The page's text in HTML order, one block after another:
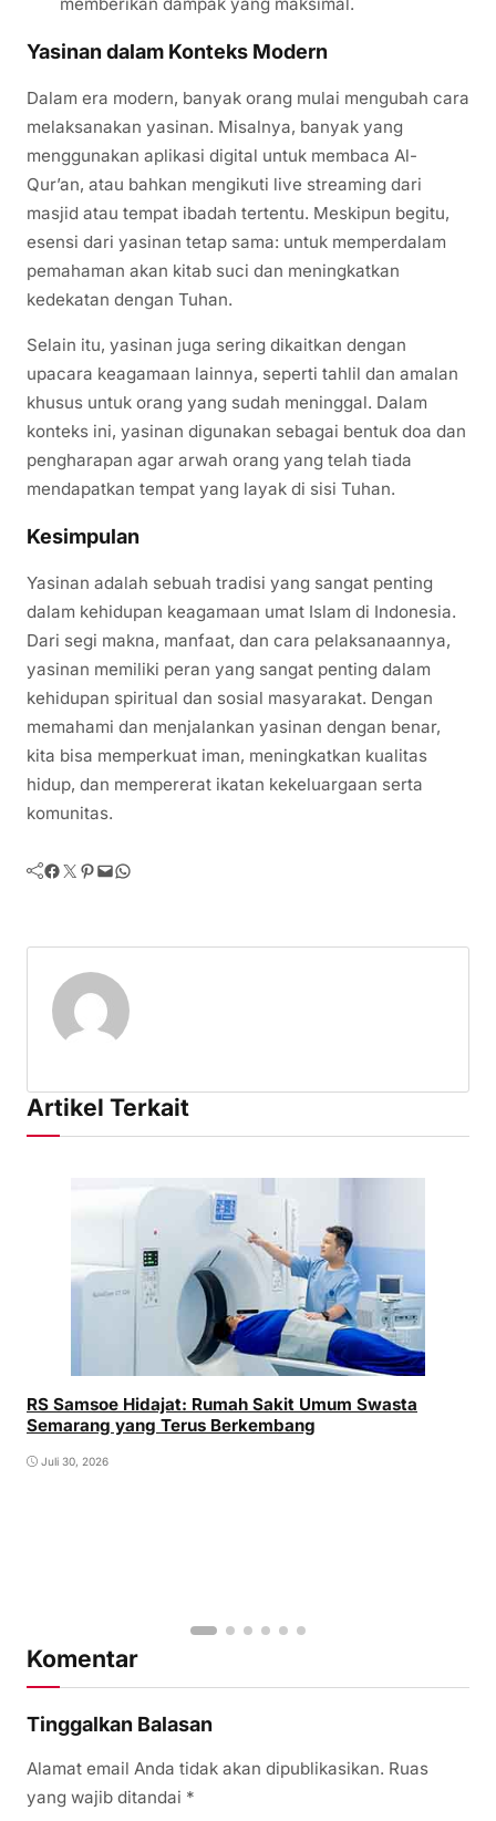
Yasinan dalam Konteks Modern
Dalam era modern, banyak orang mulai mengubah cara
melaksanakan yasinan. Misalnya, banyak yang
menggunakan aplikasi digital untuk membaca Al-
Qur’an, atau bahkan mengikuti live streaming dari
masjid atau tempat ibadah tertentu. Meskipun begitu,
esensi dari yasinan tetap sama: untuk memperdalam
pemahaman akan kitab suci dan meningkatkan
kedekatan dengan Tuhan.
Selain itu, yasinan juga sering dikaitkan dengan
upacara keagamaan lainnya, seperti tahlil dan amalan
khusus untuk orang yang sudah meninggal. Dalam
konteks ini, yasinan digunakan sebagai bentuk doa dan
pengharapan agar arwah orang yang telah tiada
mendapatkan tempat yang layak di sisi Tuhan.
Kesimpulan
Yasinan adalah sebuah tradisi yang sangat penting
dalam kehidupan keagamaan umat Islam di Indonesia.
Dari segi makna, manfaat, dan cara pelaksanaannya,
yasinan memiliki peran yang sangat penting dalam
kehidupan spiritual dan sosial masyarakat. Dengan
memahami dan menjalankan yasinan dengan benar,
kita bisa memperkuat iman, meningkatkan kualitas
hidup, dan mempererat ikatan kekeluargaan serta
komunitas.
Facebook Twitter Pinterest Mail WhatsApp
Artikel Terkait
RS Samsoe Hidajat: Rumah Sakit Umum Swasta
Semarang yang Terus Berkembang
Juli 30, 2026
Komentar
Tinggalkan Balasan
Alamat email Anda tidak akan dipublikasikan. Ruas
yang wajib ditandai *